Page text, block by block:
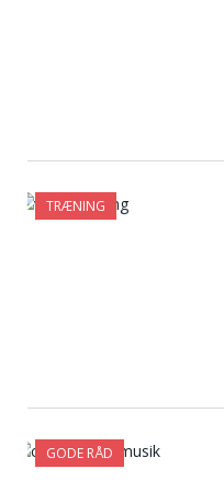
TRÆNING
GODE RÅD